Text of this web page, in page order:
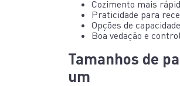
Cozimento mais
Praticidade para
Opções de
Boa vedação e
Tamanhos de
um